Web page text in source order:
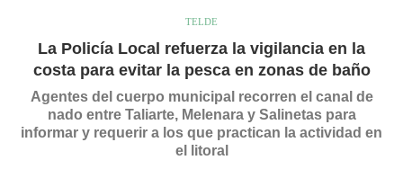
TELDE
La Policía Local refuerza la vigilancia en la
costa para evitar la pesca en zonas de baño
Agentes del cuerpo municipal recorren el canal de
nado entre Taliarte, Melenara y Salinetas para
informar y requerir a los que practican la actividad en
el litoral